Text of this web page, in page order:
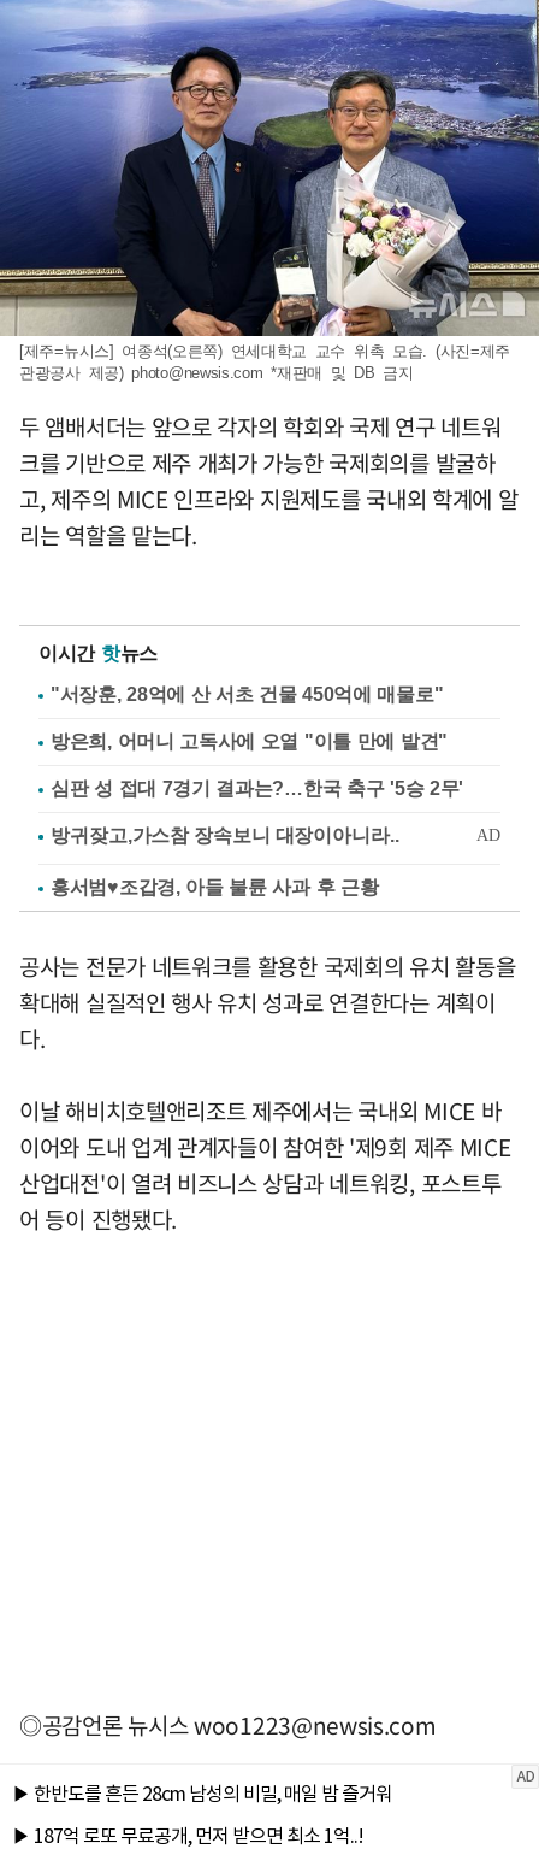
[제주=뉴시스] 여종석(오른쪽) 연세대학교 교수 위촉 모습. (사진=제주
관광공사 제공)photo@newsis.com *재판매 및 DB 금지
두 앰배서더는 앞으로 각자의 학회와 국제 연구 네트워
크를 기반으로 제주 개최가 가능한 국제회의를 발굴하
고, 제주의 MICE 인프라와 지원제도를 국내외 학계에 알
리는 역할을 맡는다.
이시간 핫뉴스
"서장훈, 28억에 산 서초 건물 450억에 매물로"
방은희, 어머니 고독사에 오열 "이틀 만에 발견"
심판 성 접대 7경기 결과는?…한국 축구 '5승 2무'
홍서범♥조갑경, 아들 불륜 사과 후 근황
공사는 전문가 네트워크를 활용한 국제회의 유치 활동을
확대해 실질적인 행사 유치 성과로 연결한다는 계획이
다.
이날 해비치호텔앤리조트 제주에서는 국내외 MICE 바
이어와 도내 업계 관계자들이 참여한 '제9회 제주 MICE
산업대전'이 열려 비즈니스 상담과 네트워킹, 포스트투
어 등이 진행됐다.
◎공감언론 뉴시스woo1223@newsis.com